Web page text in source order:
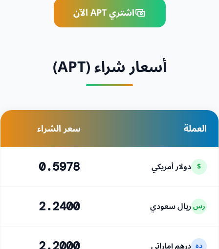
اشتري APT الآن
أسعار شراء (APT)
العملة سعر الشراء
$ دولار أمريكي 0.5978
رسريال سعودي 2.2400
ده